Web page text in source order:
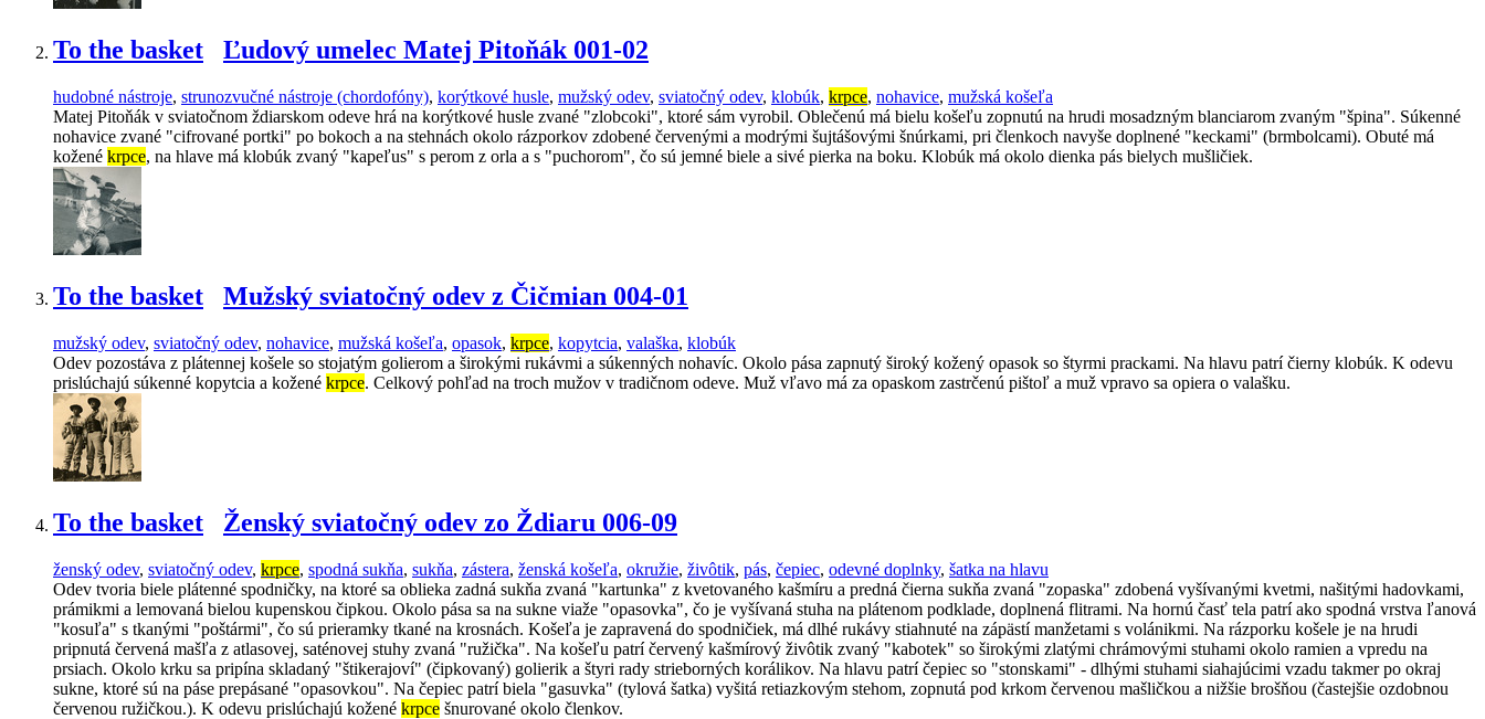
To the basket Ľudový umelec Matej Pitoňák 001-02
hudobné nástroje, strunozvučné nástroje (chordofóny), korýtkové husle, mužský odev, sviatočný odev, klobúk, krpce, nohavice, mužská košeľa
Matej Pitoňák v sviatočnom ždiarskom odeve hrá na korýtkové husle zvané "zlobcoki", ktoré sám vyrobil. Oblečenú má bielu košeľu zopnutú na hrudi mosadzným blanciarom zvaným "špina". Súkenné
nohavice zvané "cifrované portki" po bokoch a na stehnách okolo rázporkov zdobené červenými a modrými šujtášovými šnúrkami, pri členkoch navyše doplnené "keckami" (brmbolcami). Obuté má
kožené krpce, na hlave má klobúk zvaný "kapeľus" s perom z orla a s "puchorom", čo sú jemné biele a sivé pierka na boku. Klobúk má okolo dienka pás bielych mušličiek.
To the basket Mužský sviatočný odev z Čičmian 004-01
mužský odev, sviatočný odev, nohavice, mužská košeľa, opasok, krpce, kopytcia, valaška, klobúk
Odev pozostáva z plátennej košele so stojatým golierom a širokými rukávmi a súkenných nohavíc. Okolo pása zapnutý široký kožený opasok so štyrmi prackami. Na hlavu patrí čierny klobúk. K odevu
prislúchajú súkenné kopytcia a kožené krpce. Celkový pohľad na troch mužov v tradičnom odeve. Muž vľavo má za opaskom zastrčenú pištoľ a muž vpravo sa opiera o valašku.
To the basket Ženský sviatočný odev zo Ždiaru 006-09
ženský odev, sviatočný odev, krpce, spodná sukňa, sukňa, zástera, ženská košeľa, okružie, živôtik, pás, čepiec, odevné doplnky, šatka na hlavu
Odev tvoria biele plátenné spodničky, na ktoré sa oblieka zadná sukňa zvaná "kartunka" z kvetovaného kašmíru a predná čierna sukňa zvaná "zopaska" zdobená vyšívanými kvetmi, našitými hadovkami,
prámikmi a lemovaná bielou kupenskou čipkou. Okolo pása sa na sukne viaže "opasovka", čo je vyšívaná stuha na plátenom podklade, doplnená flitrami. Na hornú časť tela patrí ako spodná vrstva ľanová
"kosuľa" s tkanými "poštármi", čo sú prieramky tkané na krosnách. Košeľa je zapravená do spodničiek, má dlhé rukávy stiahnuté na zápästí manžetami s volánikmi. Na rázporku košele je na hrudi
pripnutá červená mašľa z atlasovej, saténovej stuhy zvaná "ružička". Na košeľu patrí červený kašmírový živôtik zvaný "kabotek" so širokými zlatými chrámovými stuhami okolo ramien a vpredu na
prsiach. Okolo krku sa pripína skladaný "štikerajoví" (čipkovaný) golierik a štyri rady strieborných korálikov. Na hlavu patrí čepiec so "stonskami" - dlhými stuhami siahajúcimi vzadu takmer po okraj
sukne, ktoré sú na páse prepásané "opasovkou". Na čepiec patrí biela "gasuvka" (tylová šatka) vyšitá retiazkovým stehom, zopnutá pod krkom červenou mašličkou a nižšie brošňou (častejšie ozdobnou
červenou ružičkou.). K odevu prislúchajú kožené krpce šnurované okolo členkov.